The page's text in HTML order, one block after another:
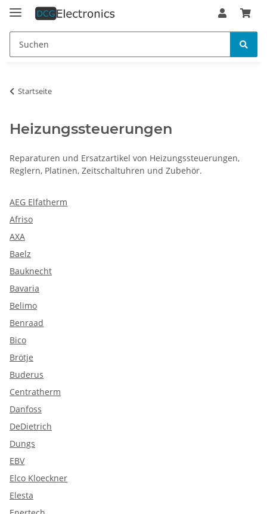
Startseite
Heizungssteuerungen
Reparaturen und Ersatzartikel von Heizungssteuerungen,
Reglern, Platinen, Zeitschaltuhren und Zubehör.
AEG Elfatherm
Afriso
AXA
Baelz
Bauknecht
Bavaria
Belimo
Benraad
Bico
Brötje
Buderus
Centratherm
Danfoss
DeDietrich
Dungs
EBV
Elco Kloeckner
Elesta